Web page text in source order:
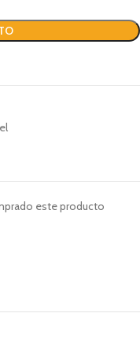
este producto